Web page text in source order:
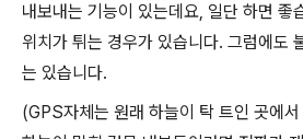
내보내는 기능이 있는데요, 일단 하면 좋
위치가 튀는 경우가 있습니다. 그럼에도
는 있습니다.
(GPS자체는 원래 하늘이 탁 트인 곳에